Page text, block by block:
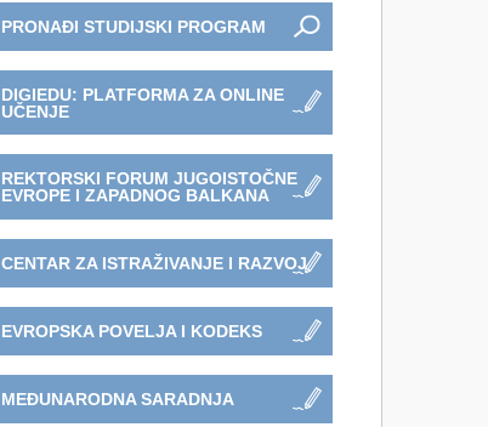
PRONAĐI STUDIJSKI PROGRAM
DIGIEDU: PLATFORMA ZA ONLINE
UČENJE
REKTORSKI FORUM JUGOISTOČNE
EVROPE I ZAPADNOG BALKANA
CENTAR ZA ISTRAŽIVANJE I RAZVOJ
EVROPSKA POVELJA I KODEKS
MEĐUNARODNA SARADNJA